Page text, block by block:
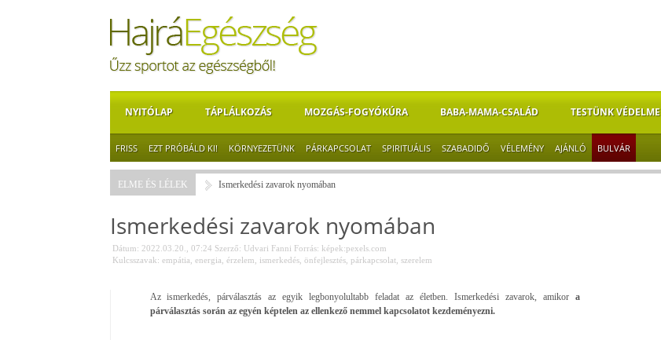
NYITÓLAP TÁPLÁLKOZÁS MOZGÁS-FOGYÓKÚRA BABA-MAMA-CSALÁD TESTÜNK VÉDELME
FRISS EZT PRÓBÁLD KI! KÖRNYEZETÜNK PÁRKAPCSOLAT SPIRITUÁLIS SZABADIDŐ VÉLEMÉNY AJÁNLÓ BULVÁR
ELME ÉS LÉLEK Ismerkedési zavarok nyomában
Ismerkedési zavarok nyomában
Dátum: 2022.03.20., 07:24 Szerző: Udvari Fanni Forrás: képek:pexels.com
Kulcsszavak: empátia energia érzelem ismerkedés, önfejlesztés, párkapcsolat, szerelem
Az ismerkedés, párválasztás az egyik legbonyolultabb feladat az életben. Ismerkedési zavarok, amikor a
párválasztás során az egyén képtelen az ellenkező nemmel kapcsolatot kezdeményezni.